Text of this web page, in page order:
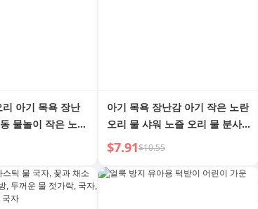
아기 목욕 장난
물놀이 작은 노란
영 남아 여아
아기 목욕 장난감 아기 작은 노란
오리 물 샤워 노즐 오리 물 분사
어린이 물놀이 실용적인 가젯 여
자아이 남자아이
$7.91$10.55